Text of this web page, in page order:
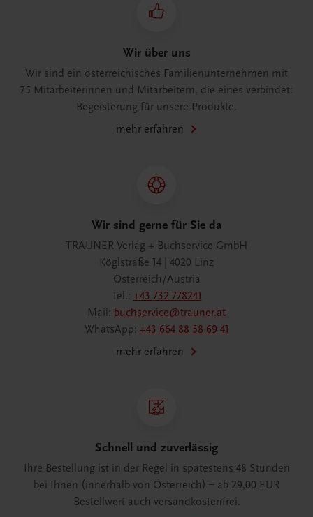
Wir über uns
Wir sind ein österreichisches Familienunternehmen mit
75 Mitarbeiterinnen und Mitarbeitern, die eines verbindet:
Begeisterung für unsere Produkte.
mehr erfahren
Wir sind gerne für Sie da
TRAUNER Verlag + Buchservice GmbH
Köglstraße 14 | 4020 Linz
Österreich/Austria
Tel.: +43 732 778241
Mail: buchservice@trauner.at
WhatsApp: +43 664 88 58 69 41
mehr erfahren
Schnell und zuverlässig
Ihre Bestellung ist in der Regel in spätestens 48 Stunden
bei Ihnen (innerhalb von Österreich) – ab 29,00 EUR
Bestellwert auch versandkostenfrei.